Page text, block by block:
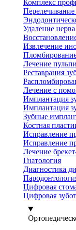
Комплекс
Удаление нерва
Извлечение
Лечение
Реставрация
Лечение с
Имплантация
Имплантация
Зубные
Костная
Исправление
Исправление
Лечение
Гнатология
Диагностика
Цифровая
Цифровая